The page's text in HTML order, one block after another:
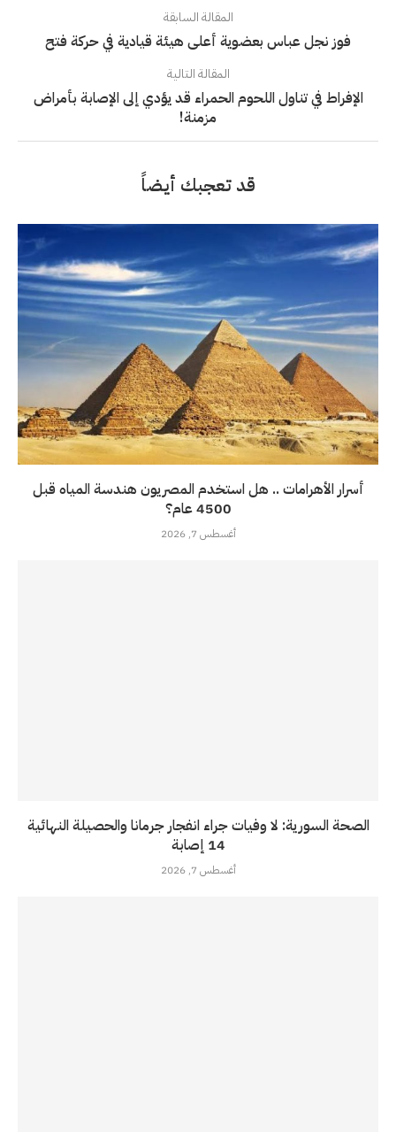
المقالة السابقة
فوز نجل عباس بعضوية أعلى هيئة قيادية في حركة فتح
المقالة التالية
الإفراط في تناول اللحوم الحمراء قد يؤدي إلى الإصابة بأمراض
مزمنة!
قد تعجبك أيضاً
أسرار الأهرامات .. هل استخدم المصريون هندسة المياه قبل
4500 عام؟
أغسطس 7, 2026
الصحة السورية: لا وفيات جراء انفجار جرمانا والحصيلة النهائية
14 إصابة
أغسطس 7, 2026